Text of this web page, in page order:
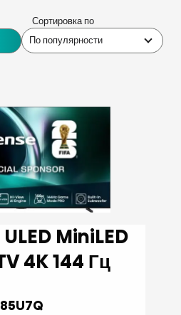
Сортировка по
По популярности
Smart TV 4K 144 Гц
85U7Q